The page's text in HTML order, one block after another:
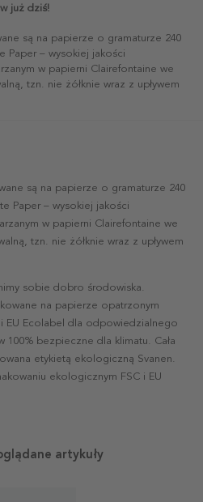
już dziś!
są na papierze o gramaturze 240
Paper – wysokiej jakości
w papierni Clairefontaine we
tzn. nie żółknie wraz z upływem
są na papierze o gramaturze 240
Paper – wysokiej jakości
w papierni Clairefontaine we
tzn. nie żółknie wraz z upływem
sobie dobro środowiska.
na papierze opatrzonym
EU Ecolabel dla odpowiedzialnego
100% bezpieczne dla klimatu. Cała
etykietą ekologiczną Svanen.
ekologicznym FSC i EU
artykuły